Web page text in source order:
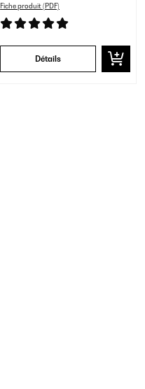
Fiche produit (PDF)
Détails